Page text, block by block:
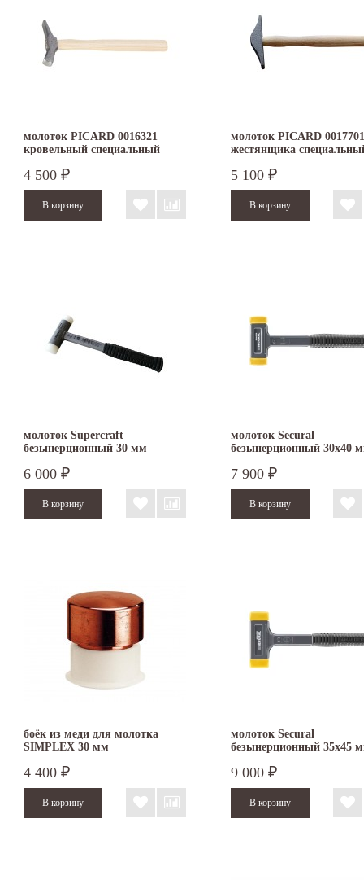
молоток PICARD 0016321
кровельный специальный
4 500 ₽
молоток PICARD
жестянщика
5 100 ₽
молоток Supercraft
безынерционный 30 мм
6 000 ₽
молоток Secural
безынерционный 30х40
7 900 ₽
боёк из меди для молотка
SIMPLEX 30 мм
4 400 ₽
молоток Secural
безынерционный 35х45
9 000 ₽